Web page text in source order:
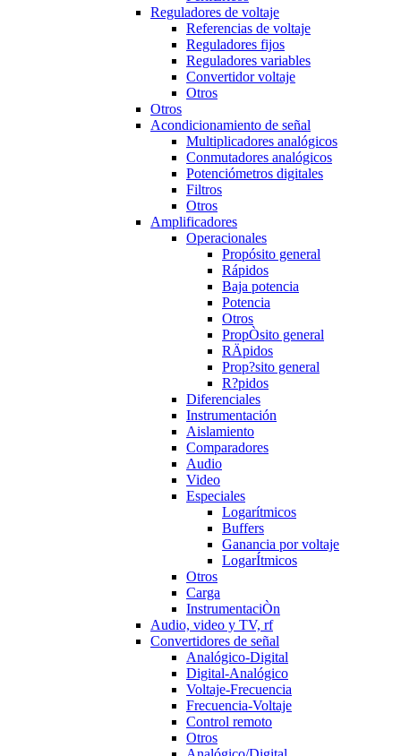
Reguladores de voltaje
Referencias de voltaje
Reguladores fijos
Reguladores variables
Convertidor voltaje
Otros
Otros
Acondicionamiento de señal
Multiplicadores analógicos
Conmutadores analógicos
Potenciómetros digitales
Filtros
Otros
Amplificadores
Operacionales
Propósito general
Rápidos
Baja potencia
Potencia
Otros
PropÒsito general
RÄpidos
Prop?sito general
R?pidos
Diferenciales
Instrumentación
Aislamiento
Comparadores
Audio
Video
Especiales
Logarítmicos
Buffers
Ganancia por voltaje
LogarÍtmicos
Otros
Carga
InstrumentaciÒn
Audio, video y TV, rf
Convertidores de señal
Analógico-Digital
Digital-Analógico
Voltaje-Frecuencia
Frecuencia-Voltaje
Control remoto
Otros